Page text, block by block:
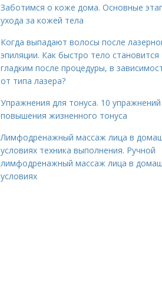
Заботимся о коже дома. Основные
ухода за кожей тела
Когда выпадают волосы после
эпиляции. Как быстро тело становится
гладким после процедуры, в
от типа лазера?
Упражнения для тонуса. 10
повышения жизненного тонуса
Лимфодренажный массаж лица в
условиях техника выполнения. Ручной
лимфодренажный массаж лица в
условиях